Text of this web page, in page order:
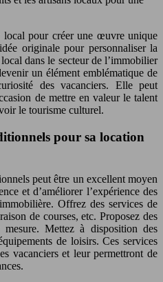
pour créer une œuvre unique
originale pour personnaliser la
dans le secteur de l’immobilier
un élément emblématique de
des vacanciers. Elle peut
de mettre en valeur le talent
le tourisme culturel.
pour sa location
peut être un excellent moyen
et d’améliorer l’expérience des
Offrez des services de
de courses, etc. Proposez des
Mettez à disposition des
de loisirs. Ces services
vacanciers et leur permettront de